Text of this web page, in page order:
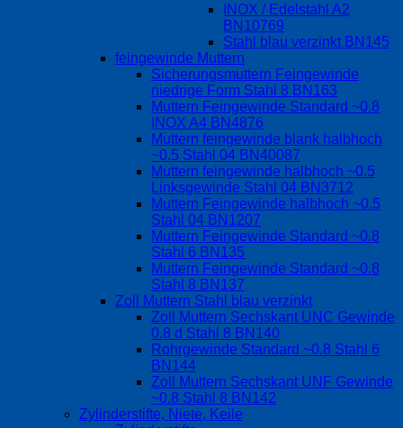
INOX / Edelstahl A2
BN10769
Stahl blau verzinkt BN145
feingewinde Muttern
Sicherungsmuttern Feingewinde
niedrige Form Stahl 8 BN163
Muttern Feingewinde Standard ~0.8
INOX A4 BN4876
Muttern feingewinde blank halbhoch
~0.5 Stahl 04 BN40087
Muttern feingewinde halbhoch ~0.5
Linksgewinde Stahl 04 BN3712
Muttern Feingewinde halbhoch ~0.5
Stahl 04 BN1207
Muttern Feingewinde Standard ~0.8
Stahl 6 BN135
Muttern Feingewinde Standard ~0.8
Stahl 8 BN137
Zoll Muttern Stahl blau verzinkt
Zoll Muttern Sechskant UNC Gewinde
0.8 d Stahl 8 BN140
Rohrgewinde Standard ~0.8 Stahl 6
BN144
Zoll Muttern Sechskant UNF Gewinde
~0.8 Stahl 8 BN142
Zylinderstifte, Niete, Keile